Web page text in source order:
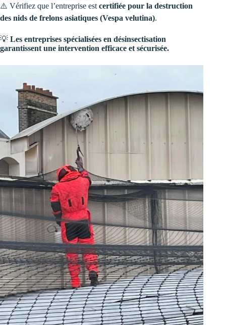
⚠️ Vérifiez que l’entreprise est certifiée pour la destruction
des nids de frelons asiatiques (Vespa velutina).
💡 Les entreprises spécialisées en désinsectisation
garantissent une intervention efficace et sécurisée.